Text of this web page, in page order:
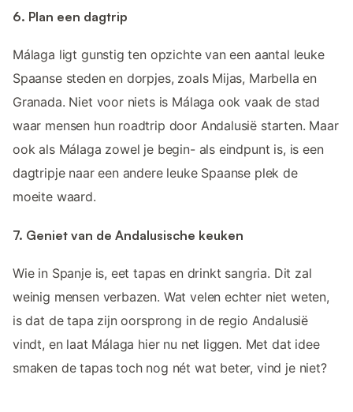
6. Plan een dagtrip
Málaga ligt gunstig ten opzichte van een aantal leuke
Spaanse steden en dorpjes, zoals Mijas, Marbella en
Granada. Niet voor niets is Málaga ook vaak de stad
waar mensen hun roadtrip door Andalusië starten. Maar
ook als Málaga zowel je begin- als eindpunt is, is een
dagtripje naar een andere leuke Spaanse plek de
moeite waard.
7. Geniet van de Andalusische keuken
Wie in Spanje is, eet tapas en drinkt sangria. Dit zal
weinig mensen verbazen. Wat velen echter niet weten,
is dat de tapa zijn oorsprong in de regio Andalusië
vindt, en laat Málaga hier nu net liggen. Met dat idee
smaken de tapas toch nog nét wat beter, vind je niet?